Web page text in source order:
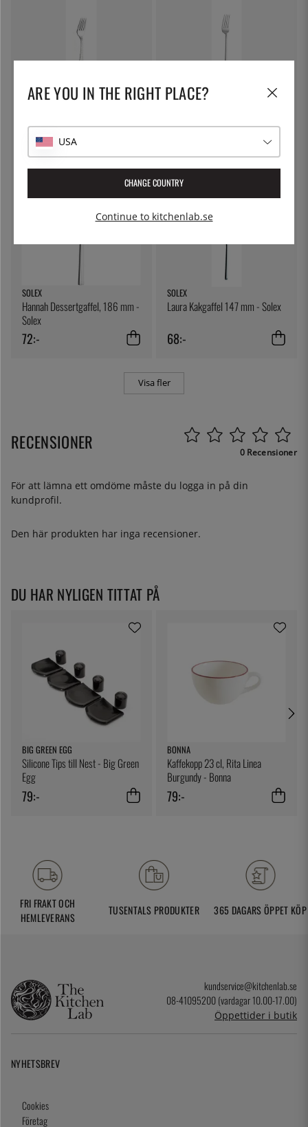
SOLEX
Lena tårtgaffel, 150 mm - Solex
35:-
SOLEX
Hannah Kakgaffel 160 mm -
42:-
SOLEX
Hannah Dessertgaffel, 186 mm -
Solex
72:-
SOLEX
Laura Kakgaffel 147 mm - Solex
68:-
Visa fler
RECENSIONER 0 Recensioner
För att lämna ett omdöme måste du logga in på din
kundprofil.
Den här produkten har inga recensioner.
DU HAR NYLIGEN TITTAT PÅ
BIG GREEN EGG
Silicone Tips till Nest - Big Green
Egg
79:-
BONNA
Kaffekopp 23 cl, Rita Linea
Burgundy - Bonna
79:-
FRI FRAKT OCH
HEMLEVERANS
TUSENTALS PRODUKTER 365 DAGARS ÖPPET KÖP
kundservice@kitchenlab.se
08-41095200 (vardagar 10.00-17.00)
Öppettider i butik
NYHETSBREV
Cookies
Företag
ARE YOU IN THE RIGHT PLACE?
USA
CHANGE COUNTRY
Continue to kitchenlab.se